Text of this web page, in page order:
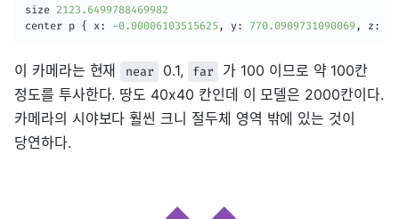
size 2123.6499788469982
center p { x: -0.00006103515625 , y: 770.0909731090069 , z :
이 카메라는 현재 near 0.1, far
가 100 이므로 약 100칸
정도를 투사한다. 땅도 40x40 칸인데 이 모델은 2000칸이다.
카메라의 시야보다 훨씬 크니 절두체 영역 밖에 있는 것이
당연하다.